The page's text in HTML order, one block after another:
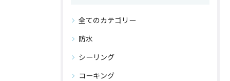
全てのカテゴリー
防水
シーリング
コーキング